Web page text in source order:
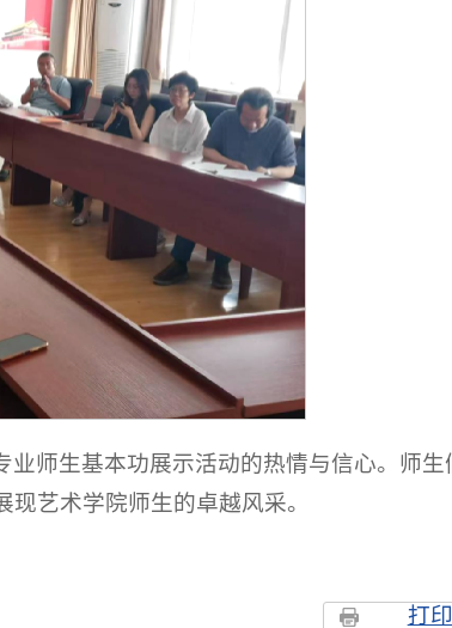
师生基本功展示活动的热情与信心。师生
艺术学院师生的卓越风采。
打印